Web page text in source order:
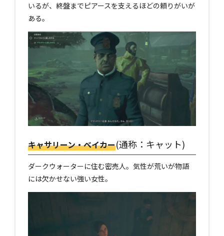
いるが、終盤までピアースを支えるほどの頼りがいが
ある。
キャサリーン・ベイカー(通称：キャット)
ダークウォーターに住む密売人。気性が荒いが物語
には欠かせない強い女性。